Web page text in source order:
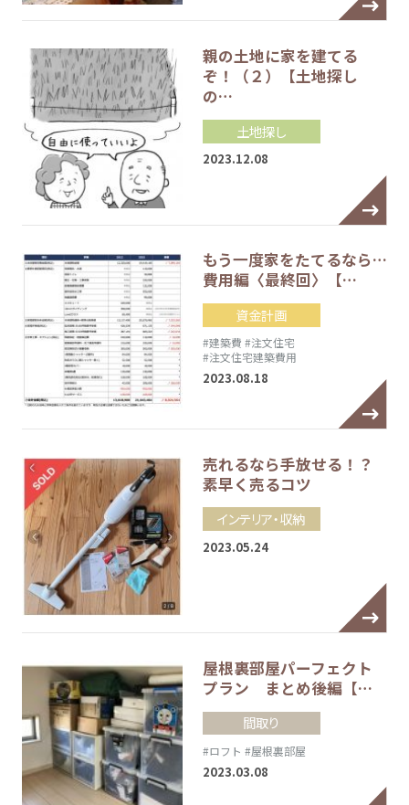
親の土地に家を建てる
ぞ！（２）【土地探し
の…
土地探し
2023.12.08
もう一度家をたてるなら…
費用編〈最終回〉【…
資金計画
#建築費 #注文住宅
#注文住宅建築費用
2023.08.18
売れるなら手放せる！？
素早く売るコツ
インテリア・収納
2023.05.24
屋根裏部屋パーフェクト
プラン まとめ後編【…
間取り
#ロフト #屋根裏部屋
2023.03.08